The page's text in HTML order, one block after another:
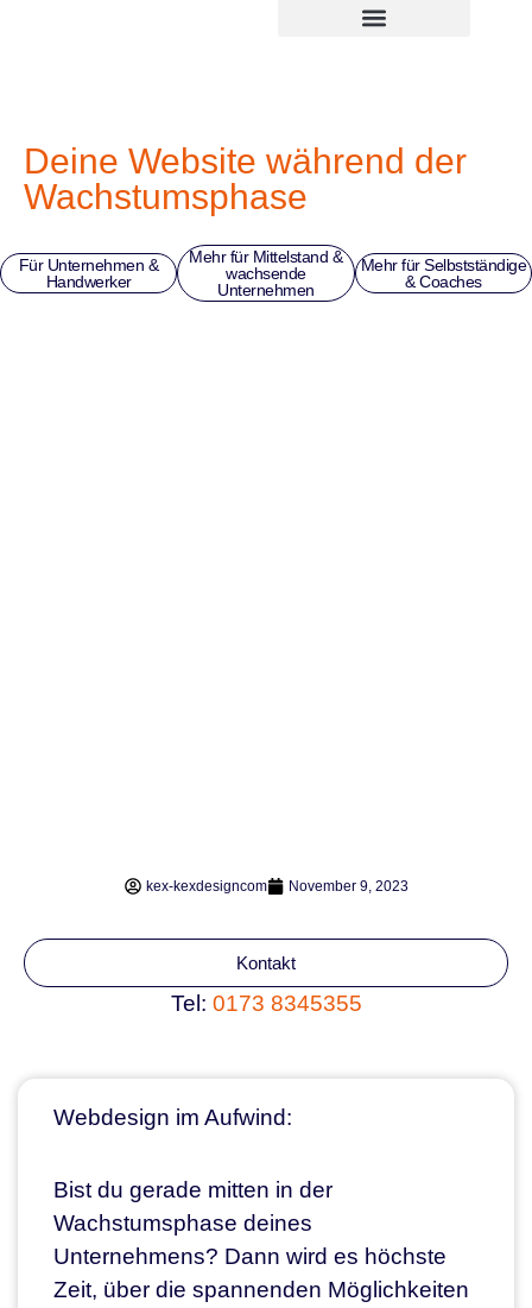
Deine Website während der
Wachstumsphase
Für Unternehmen &
Handwerker
Mehr für Mittelstand &
wachsende
Unternehmen
Mehr für Selbstständige
& Coaches
kex-kexdesigncom November 9, 2023
Kontakt
Tel: 0173 8345355
Webdesign im Aufwind:
Bist du gerade mitten in der
Wachstumsphase deines
Unternehmens? Dann wird es höchste
Zeit, über die spannenden Möglichkeiten